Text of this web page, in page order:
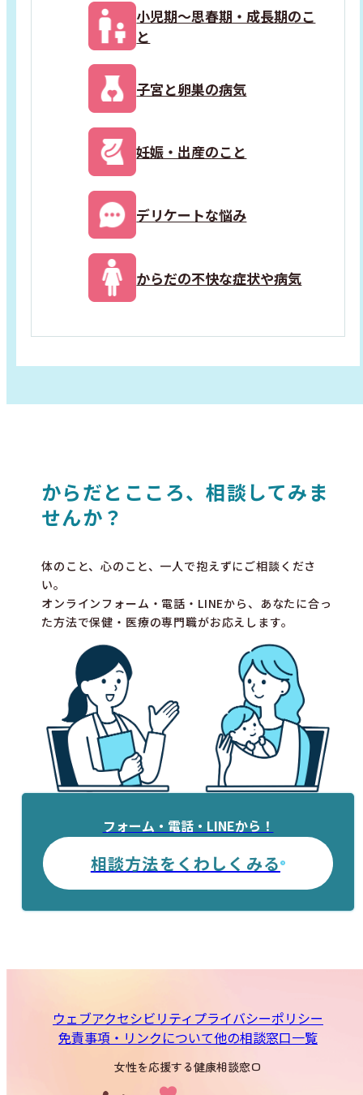
小児期～思春期・成長期のこ
と
子宮と卵巣の病気
妊娠・出産のこと
デリケートな悩み
からだの不快な症状や病気
からだとこころ、相談してみま
せんか？
体のこと、心のこと、一人で抱えずにご相談くださ
い。
オンラインフォーム・電話・LINEから、あなたに合っ
た方法で保健・医療の専門職がお応えします。
フォーム・電話・LINEから！
相談方法をくわしくみる
ウェブアクセシビリティ プライバシーポリシー
免責事項・リンクについて他の相談窓口一覧
女性を応援する健康相談窓口